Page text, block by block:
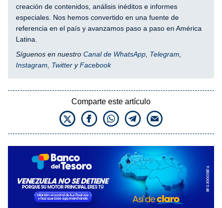
creación de contenidos, análisis inéditos e informes
especiales. Nos hemos convertido en una fuente de
referencia en el país y avanzamos paso a paso en América
Latina.
Síguenos en nuestro Canal de WhatsApp Telegram
Instagram
Twitter yFacebook
Comparte este artículo